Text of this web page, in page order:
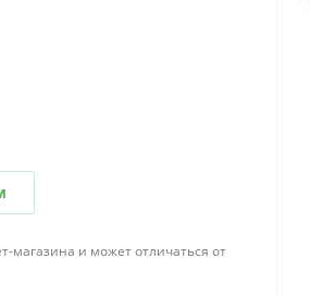
магазина и может отличаться от